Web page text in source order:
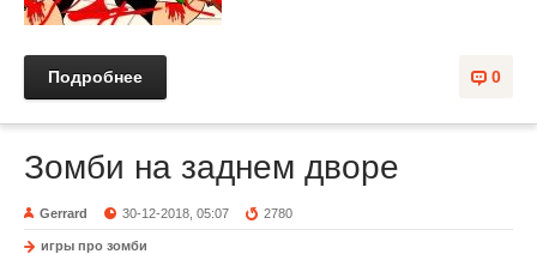
0
Подробнее
Зомби на заднем дворе
Gerrard 30-12-2018, 05:07 2780
игры про зомби